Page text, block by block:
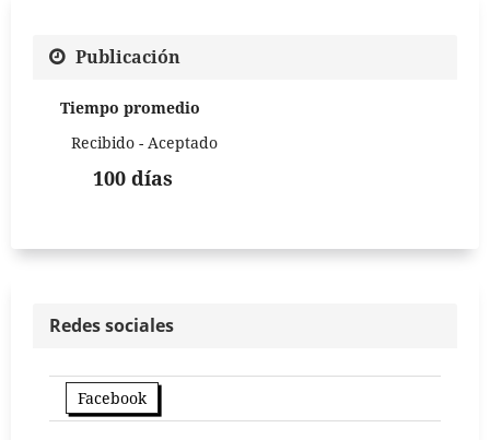
Publicación
Tiempo promedio
Recibido - Aceptado
100 días
Redes sociales
Facebook